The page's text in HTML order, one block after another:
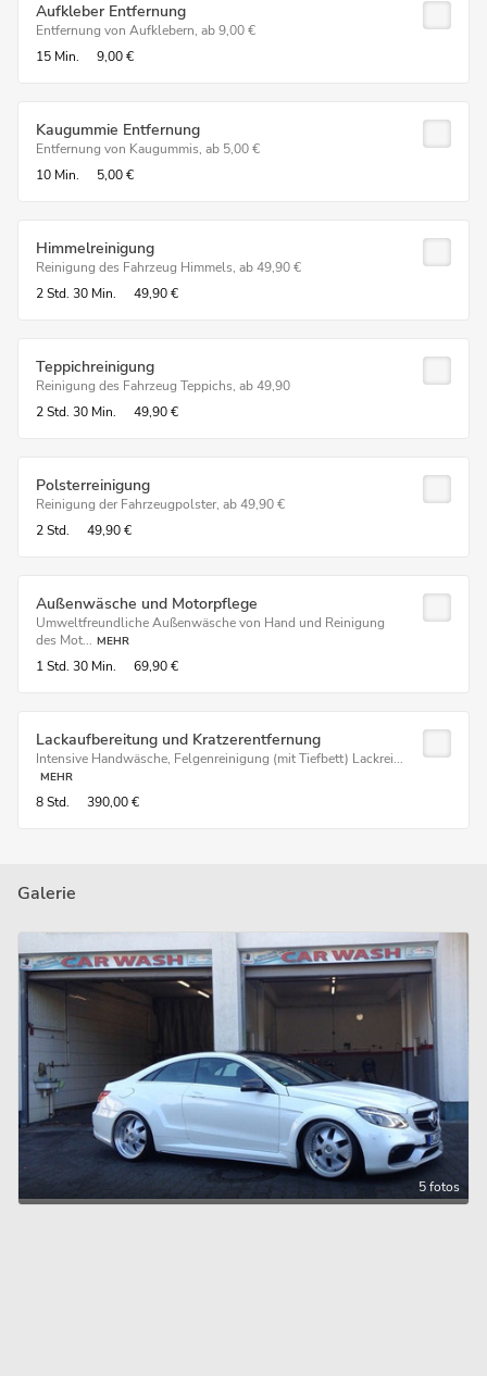
Aufkleber Entfernung
Entfernung von Aufklebern, ab 9,00 €
15 Min.
9,00 €
Kaugummie Entfernung
Entfernung von Kaugummis, ab 5,00 €
10 Min.
5,00 €
Himmelreinigung
Reinigung des Fahrzeug Himmels, ab 49,90 €
2 Std. 30 Min. 49,90 €
Teppichreinigung
Reinigung des Fahrzeug Teppichs, ab 49,90
2 Std. 30 Min. 49,90 €
Polsterreinigung
Reinigung der Fahrzeugpolster, ab 49,90 €
2 Std.
49,90 €
Außenwäsche und Motorpflege
Umweltfreundliche Außenwäsche von Hand und Reinigung
des Mot... MEHR
1 Std. 30 Min. 69,90 €
Lackaufbereitung und Kratzerentfernung
Intensive Handwäsche, Felgenreinigung (mit Tiefbett) Lackrei...
MEHR
8 Std. 390,00 €
Galerie
5 fotos